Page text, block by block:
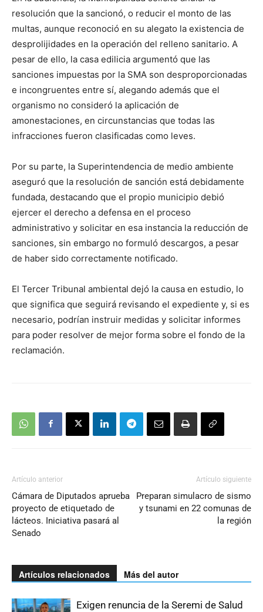
audio
resolución que la sancionó, o reducir el monto de las
multas, aunque reconoció en su alegato la existencia de
desprolijidades en la operación del relleno sanitario. A
pesar de ello, la casa edilicia argumentó que las
sanciones impuestas por la SMA son desproporcionadas
e incongruentes entre sí, alegando además que el
organismo no consideró la aplicación de
amonestaciones, en circunstancias que todas las
infracciones fueron clasificadas como leves.
Por su parte, la Superintendencia de medio ambiente
aseguró que la resolución de sanción está debidamente
fundada, destacando que el propio municipio debió
ejercer el derecho a defensa en el proceso
administrativo y solicitar en esa instancia la reducción de
sanciones, sin embargo no formuló descargos, a pesar
de haber sido correctamente notificado.
El Tercer Tribunal ambiental dejó la causa en estudio, lo
que significa que seguirá revisando el expediente y, si es
necesario, podrían instruir medidas y solicitar informes
para poder resolver de mejor forma sobre el fondo de la
reclamación.
Artículo anterior
Cámara de Diputados aprueba
proyecto de etiquetado de
lácteos. Iniciativa pasará al
Senado
Artículo siguiente
Preparan simulacro de sismo
y tsunami en 22 comunas de
la región
Artículos relacionados Más del autor
Exigen renuncia de la Seremi de Salud